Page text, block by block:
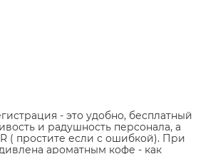
- это удобно, бесплатный
и радушность персонала, а
( простите если с ошибкой). При
ароматным кофе - как